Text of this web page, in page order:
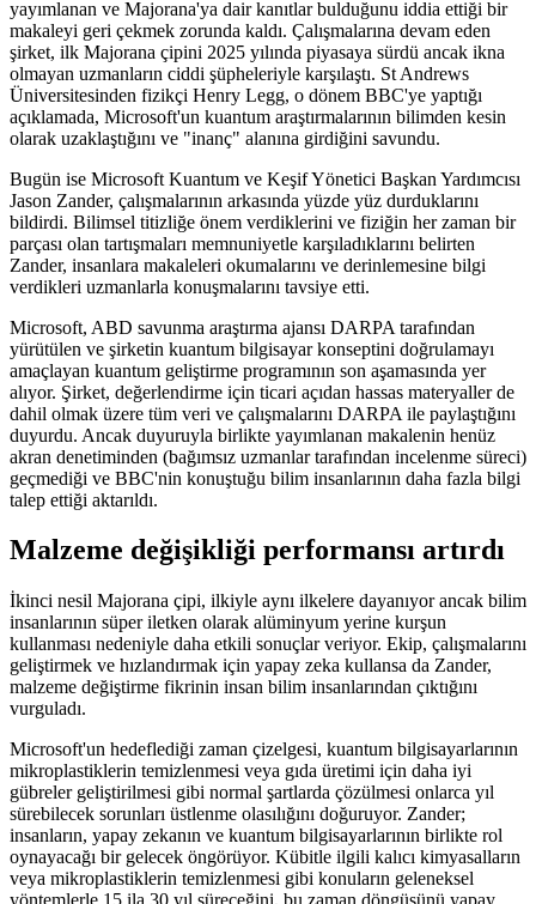
yayımlanan ve Majorana'ya dair kanıtlar bulduğunu iddia ettiği bir
makaleyi geri çekmek zorunda kaldı. Çalışmalarına devam eden
şirket, ilk Majorana çipini 2025 yılında piyasaya sürdü ancak ikna
olmayan uzmanların ciddi şüpheleriyle karşılaştı. St Andrews
Üniversitesinden fizikçi Henry Legg, o dönem BBC'ye yaptığı
açıklamada, Microsoft'un kuantum araştırmalarının bilimden kesin
olarak uzaklaştığını ve "inanç" alanına girdiğini savundu.
Bugün ise Microsoft Kuantum ve Keşif Yönetici Başkan Yardımcısı
Jason Zander, çalışmalarının arkasında yüzde yüz durduklarını
bildirdi. Bilimsel titizliğe önem verdiklerini ve fiziğin her zaman bir
parçası olan tartışmaları memnuniyetle karşıladıklarını belirten
Zander, insanlara makaleleri okumalarını ve derinlemesine bilgi
verdikleri uzmanlarla konuşmalarını tavsiye etti.
Microsoft, ABD savunma araştırma ajansı DARPA tarafından
yürütülen ve şirketin kuantum bilgisayar konseptini doğrulamayı
amaçlayan kuantum geliştirme programının son aşamasında yer
alıyor. Şirket, değerlendirme için ticari açıdan hassas materyaller de
dahil olmak üzere tüm veri ve çalışmalarını DARPA ile paylaştığını
duyurdu. Ancak duyuruyla birlikte yayımlanan makalenin henüz
akran denetiminden (bağımsız uzmanlar tarafından incelenme süreci)
geçmediği ve BBC'nin konuştuğu bilim insanlarının daha fazla bilgi
talep ettiği aktarıldı.
Malzeme değişikliği performansı artırdı
İkinci nesil Majorana çipi, ilkiyle aynı ilkelere dayanıyor ancak bilim
insanlarının süper iletken olarak alüminyum yerine kurşun
kullanması nedeniyle daha etkili sonuçlar veriyor. Ekip, çalışmalarını
geliştirmek ve hızlandırmak için yapay zeka kullansa da Zander,
malzeme değiştirme fikrinin insan bilim insanlarından çıktığını
vurguladı.
Microsoft'un hedeflediği zaman çizelgesi, kuantum bilgisayarlarının
mikroplastiklerin temizlenmesi veya gıda üretimi için daha iyi
gübreler geliştirilmesi gibi normal şartlarda çözülmesi onlarca yıl
sürebilecek sorunları üstlenme olasılığını doğuruyor. Zander;
insanların, yapay zekanın ve kuantum bilgisayarlarının birlikte rol
oynayacağı bir gelecek öngörüyor. Kübitle ilgili kalıcı kimyasalların
veya mikroplastiklerin temizlenmesi gibi konuların geleneksel